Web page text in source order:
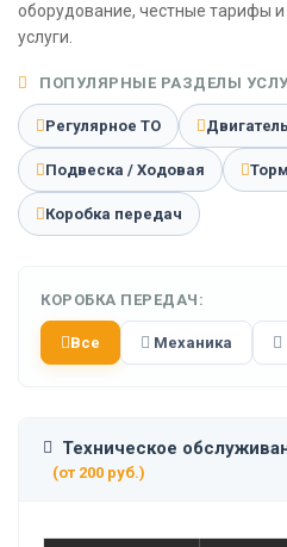
оборудование, честные тарифы
услуги.
ПОПУЛЯРНЫЕ РАЗДЕЛЫ
Регулярное ТО
Подвеска / Ходовая
Коробка передач
КОРОБКА ПЕРЕДАЧ:
Все Механика
Техническое
(от 200 руб.)